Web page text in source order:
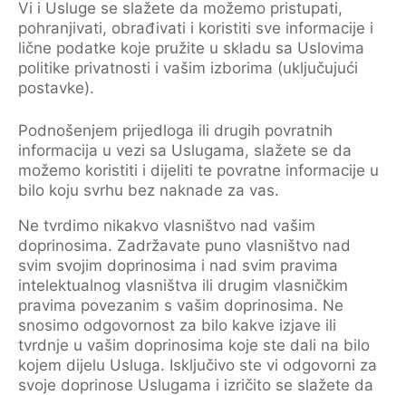
Vi i Usluge se slažete da možemo pristupati,
pohranjivati, obrađivati i koristiti sve informacije i
lične podatke koje pružite u skladu sa Uslovima
politike privatnosti i vašim izborima (uključujući
postavke).
Podnošenjem prijedloga ili drugih povratnih
informacija u vezi sa Uslugama, slažete se da
možemo koristiti i dijeliti te povratne informacije u
bilo koju svrhu bez naknade za vas.
Ne tvrdimo nikakvo vlasništvo nad vašim
doprinosima. Zadržavate puno vlasništvo nad
svim svojim doprinosima i nad svim pravima
intelektualnog vlasništva ili drugim vlasničkim
pravima povezanim s vašim doprinosima. Ne
snosimo odgovornost za bilo kakve izjave ili
tvrdnje u vašim doprinosima koje ste dali na bilo
kojem dijelu Usluga. Isključivo ste vi odgovorni za
svoje doprinose Uslugama i izričito se slažete da